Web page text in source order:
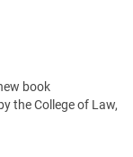
book
the College of Law,